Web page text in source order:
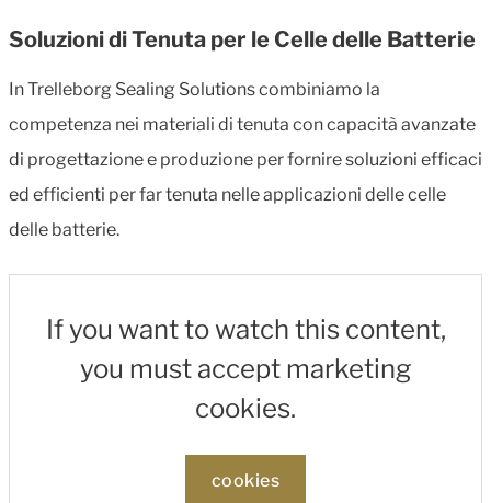
Soluzioni di Tenuta per le Celle delle Batterie
In Trelleborg Sealing Solutions combiniamo la
competenza nei materiali di tenuta con capacità avanzate
di progettazione e produzione per fornire soluzioni efficaci
ed efficienti per far tenuta nelle applicazioni delle celle
delle batterie.
If you want to watch this content,
you must accept marketing
cookies.
cookies